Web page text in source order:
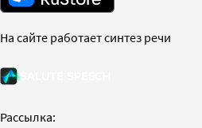
На сайте работает синтез речи
Рассылка: